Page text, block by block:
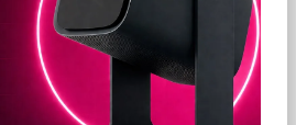
en total